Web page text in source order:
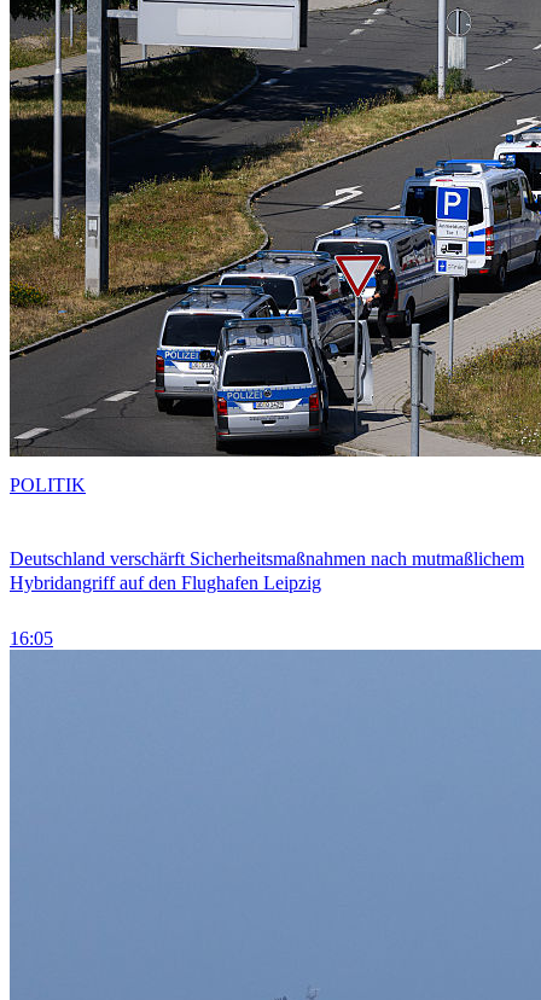
Deutschland verschärft Sicherheitsmaßnahmen nach mutmaßlichem
Hybridangriff auf den Flughafen Leipzig
16:05
POLITIK